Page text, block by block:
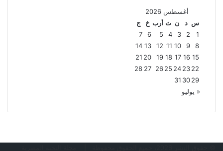
أغسطس 2026
س د ن ث أرب خ
ج
1
2
3
4
5
6
7
8
9
10
11
12
13
14
15
16
17
18
19
20
21
22
23
24
25
26
27
28
29
30
31
« يوليو